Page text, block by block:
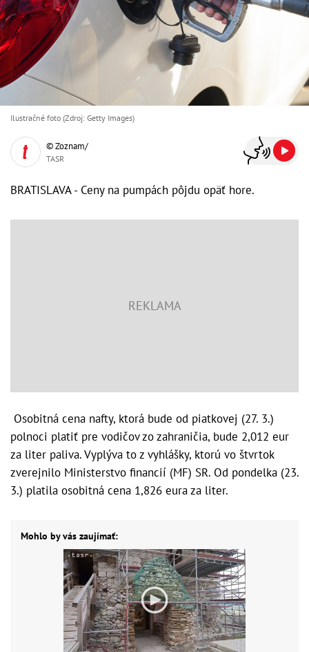
Ilustračné foto (Zdroj: Getty Images)
© Zoznam/
TASR
BRATISLAVA - Ceny na pumpách pôjdu opäť hore.
Osobitná cena nafty, ktorá bude od piatkovej (27. 3.)
polnoci platiť pre vodičov zo zahraničia, bude 2,012 eur
za liter paliva. Vyplýva to z vyhlášky, ktorú vo štvrtok
zverejnilo Ministerstvo financií (MF) SR. Od pondelka (23.
3.) platila osobitná cena 1,826 eura za liter.
Mohlo by vás zaujímať: